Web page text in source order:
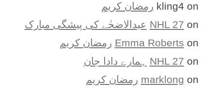
kling4 on
رمضان کریم
NHL 27 on
عیدالاضحٰے کی پیشگی مبارک
Emma Roberts on
رمضان کریم
NHL 27 on
ہمارے دادا جان
marklong on رمضان کریم